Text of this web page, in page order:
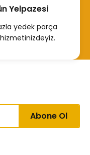
Yelpazesi
yedek parça
Abone Ol